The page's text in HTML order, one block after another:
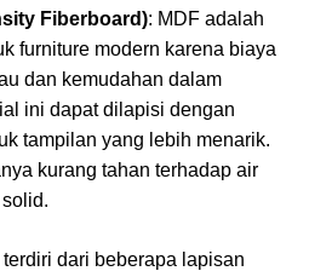
Fiberboard): MDF adalah
furniture modern karena biaya
dan kemudahan dalam
ini dapat dilapisi dengan
tampilan yang lebih menarik.
kurang tahan terhadap air
dari beberapa lapisan